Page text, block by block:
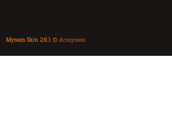
Mynem Skin 2.6.1 © Armynem